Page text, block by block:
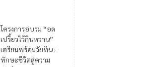
โครงการอบรม “อด
เปรี้ยวไว้กินหวาน”
เตรียมพร้อมวัยทีน :
ทักษะชีวิตสู่ความ